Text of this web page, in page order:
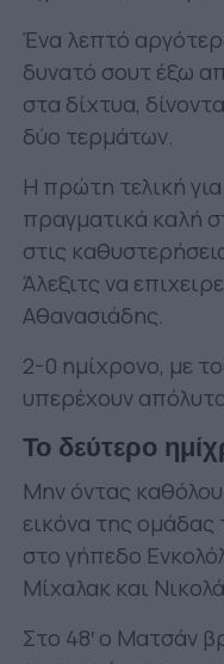
Ένα λεπτό
δυνατό σουτ έξω
στα δίχτυα,
δύο τερμάτων.
Η πρώτη τελική
πραγματικά καλή
στις
Άλεξιτς να
Αθανασιάδης.
2-0 ημίχρονο, με
υπερέχουν
Το δεύτερο
Μην όντας
εικόνα της
στο γήπεδο
Μίχαλακ και
Στο 48′ ο Ματσάν